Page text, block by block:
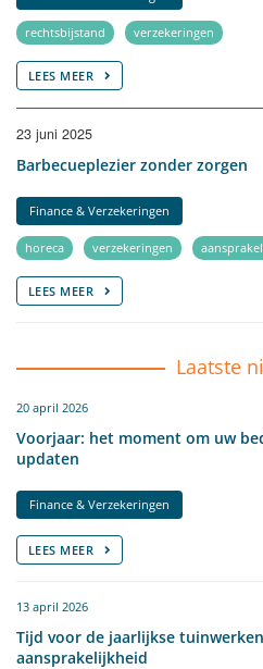
rechtsbijstand verzekeringen
LEES MEER
23 juni 2025
Barbecueplezier zonder zorgen
Finance & Verzekeringen
horeca verzekeringen
LEES MEER
Laatste
20 april 2026
Voorjaar: het moment om uw
updaten
Finance & Verzekeringen
LEES MEER
13 april 2026
Tijd voor de jaarlijkse
aansprakelijkheid